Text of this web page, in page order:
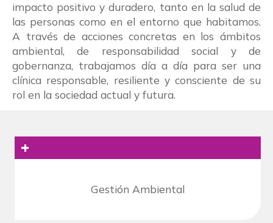
impacto positivo y duradero, tanto en la salud de
las personas como en el entorno que habitamos.
A través de acciones concretas en los ámbitos
ambiental, de responsabilidad social y de
gobernanza, trabajamos día a día para ser una
clínica responsable, resiliente y consciente de su
rol en la sociedad actual y futura.
+
Gestión Ambiental